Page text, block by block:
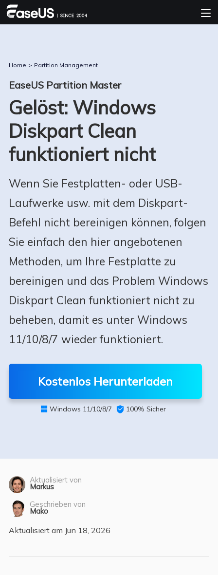
Home > Partition Management
EaseUS Partition Master
Gelöst: Windows
Diskpart Clean
funktioniert nicht
Wenn Sie Festplatten- oder USB-
Laufwerke usw. mit dem Diskpart-
Befehl nicht bereinigen können, folgen
Sie einfach den hier angebotenen
Methoden, um Ihre Festplatte zu
bereinigen und das Problem Windows
Diskpart Clean funktioniert nicht zu
beheben, damit es unter Windows
11/10/8/7 wieder funktioniert.
Kostenlos Herunterladen
 Windows 11/10/8/7  100% Sicher
Aktualisiert von
Markus
Geschrieben von
Mako
Aktualisiert am Jun 18, 2026